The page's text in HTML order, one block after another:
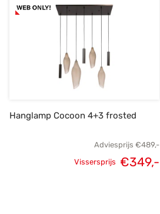
€325,-.
Hanglamp Cocoon 4+3 frosted
Adviesprijs €489,-
Vissersprijs €349,-